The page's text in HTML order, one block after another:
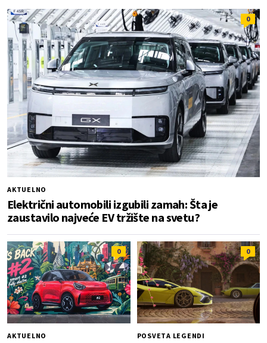
0
AKTUELNO
Električni automobili izgubili zamah: Šta je
zaustavilo najveće EV tržište na svetu?
0
AKTUELNO
0
POSVETA LEGENDI